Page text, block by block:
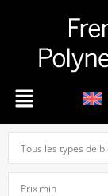
Tous les types de
Prix min